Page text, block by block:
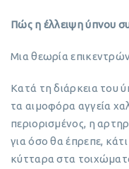
Πώς η έλλειψη ύπνου
Μια θεωρία
Κατά τη διάρκεια του
τα αιμοφόρα αγγεία
περιορισμένος, η
για όσο θα έπρεπε,
κύτταρα στα